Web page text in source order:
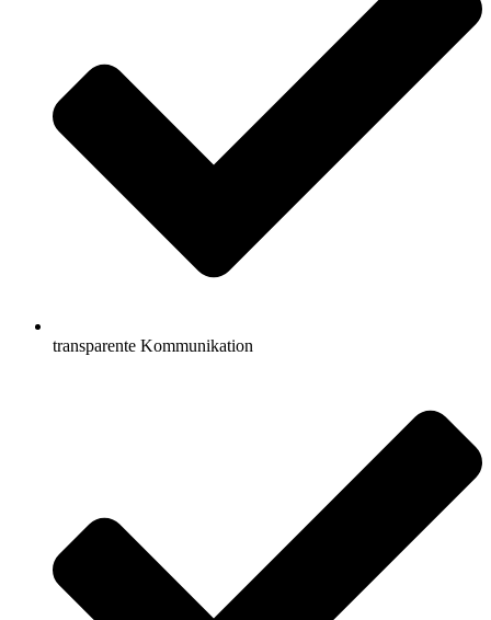
transparente Kommunikation